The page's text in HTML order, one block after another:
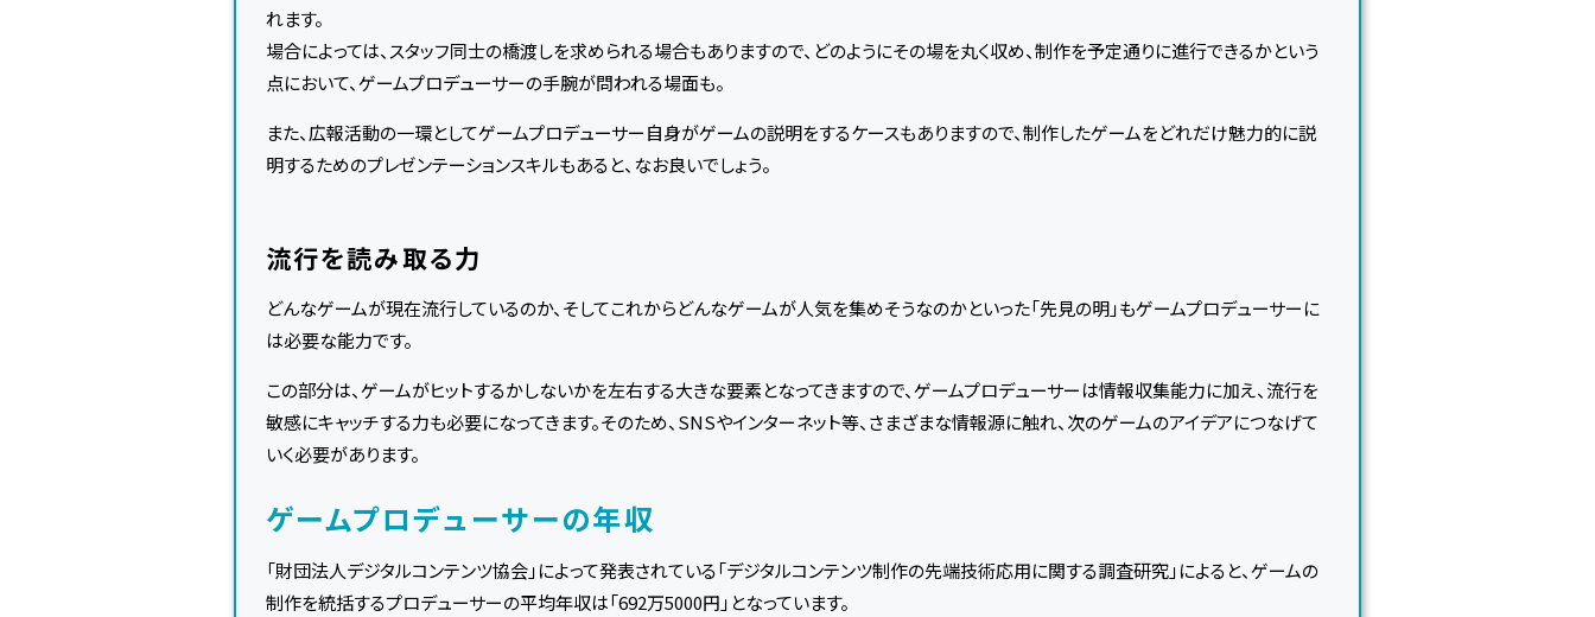
れます。
場合によっては、スタッフ同士の橋渡しを求められる場合もありますので、どのようにその場を丸く収め、制作を予定通りに進行できるかという
点において、ゲームプロデューサーの手腕が問われる場面も。
また、広報活動の一環としてゲームプロデューサー自身がゲームの説明をするケースもありますので、制作したゲームをどれだけ魅力的に説
明するためのプレゼンテーションスキルもあると、なお良いでしょう。
流行を読み取る力
どんなゲームが現在流行しているのか、そしてこれからどんなゲームが人気を集めそうなのかといった「先見の明」もゲームプロデューサーに
は必要な能力です。
この部分は、ゲームがヒットするかしないかを左右する大きな要素となってきますので、ゲームプロデューサーは情報収集能力に加え、流行を
敏感にキャッチする力も必要になってきます。そのため、SNSやインターネット等、さまざまな情報源に触れ、次のゲームのアイデアにつなげて
いく必要があります。
ゲームプロデューサーの年収
「財団法人デジタルコンテンツ協会」によって発表されている「デジタルコンテンツ制作の先端技術応用に関する調査研究」によると、ゲームの
制作を統括するプロデューサーの平均年収は「692万5000円」となっています。